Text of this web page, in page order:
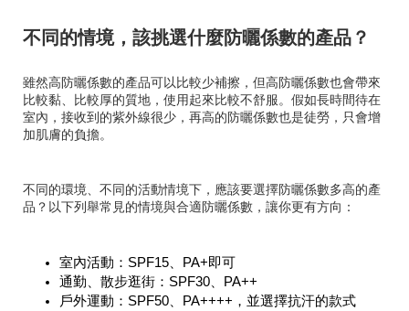
不同的情境，該挑選什麼防曬係數的產品？
雖然高防曬係數的產品可以比較少補擦，但高防曬係數也會帶來
比較黏、比較厚的質地，使用起來比較不舒服。假如長時間待在
室內，接收到的紫外線很少，再高的防曬係數也是徒勞，只會增
加肌膚的負擔。
不同的環境、不同的活動情境下，應該要選擇防曬係數多高的產
品？以下列舉常見的情境與合適防曬係數，讓你更有方向：
室內活動：SPF15、PA+即可
通勤、散步逛街：SPF30、PA++
戶外運動：SPF50、PA++++，並選擇抗汗的款式